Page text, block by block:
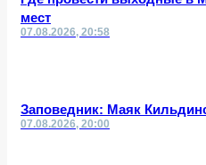
мест
07.08.2026, 20:58
Заповедник: Маяк
07.08.2026, 20:00